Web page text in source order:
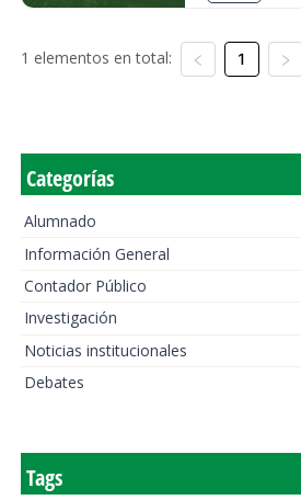
1 elementos en total: 1
Categorías
Alumnado
Información General
Contador Público
Investigación
Noticias institucionales
Debates
Tags